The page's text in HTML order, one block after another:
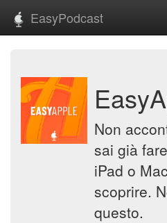
EasyPodcast
Non
sai già
iPad o
scoprire.
questo.